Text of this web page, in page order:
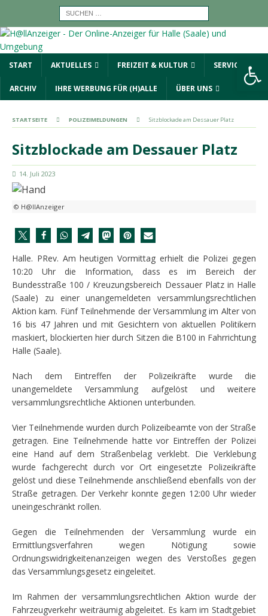
START AKTUELLES FREIZEIT & KULTUR SERVICE
ARCHIV IHRE WERBUNG FÜR (H)ALLE ÜBER UNS
STARTSEITE POLIZEIMELDUNGEN Sitzblockade am Dessauer Platz
Sitzblockade am Dessauer Platz
14. Juli 2023
© H@llAnzeiger
Halle. PRev. Am heutigen Vormittag erhielt die Polizei gegen
10:20 Uhr die Information, dass es im Bereich der
Bundesstraße 100 / Kreuzungsbereich Dessauer Platz in Halle
(Saale) zu einer unangemeldeten versammlungsrechtlichen
Aktion kam. Fünf Teilnehmende der Versammlung im Alter von
16 bis 47 Jahren und mit Gesichtern von aktuellen Politikern
maskiert, blockierten hier durch Sitzen die B100 in Fahrrichtung
Halle (Saale).
Nach dem Eintreffen der Polizeikräfte wurde die
unangemeldete Versammlung aufgelöst und weitere
versammlungsrechtliche Aktionen unterbunden.
Vier Teilnehmende wurden durch Polizeibeamte von der Straße
getragen. Eine Teilnehmende hatte vor Eintreffen der Polizei
eine Hand auf dem Straßenbelag verklebt. Die Verklebung
wurde fachgerecht durch vor Ort eingesetzte Polizeikräfte
gelöst und diese Teilnehmende anschließend ebenfalls von der
Straße getragen. Der Verkehr konnte gegen 12:00 Uhr wieder
uneingeschränkt rollen.
Gegen die Teilnehmenden der Versammlung wurde ein
Ermittlungsverfahren wegen Nötigung sowie
Ordnungswidrigkeitenanzeigen wegen des Verstoßes gegen
das Versammlungsgesetz eingeleitet.
Im Rahmen der versammlungsrechtlichen Aktion wurde der
Fahrzeugverkehr weiträumig abgeleitet. Es kam im Stadtgebiet
Werkzeugleiste öffnen